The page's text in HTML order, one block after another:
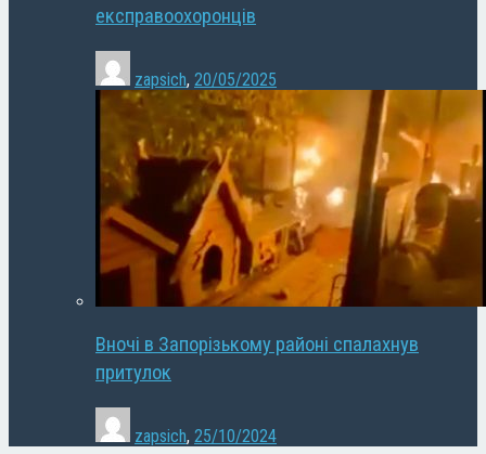
експравоохоронців
zapsich, 20/05/2025
Вночі в Запорізькому районі спалахнув
притулок
zapsich, 25/10/2024